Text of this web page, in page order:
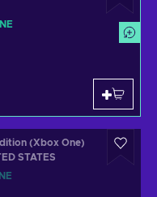
(Xbox One)
STATES